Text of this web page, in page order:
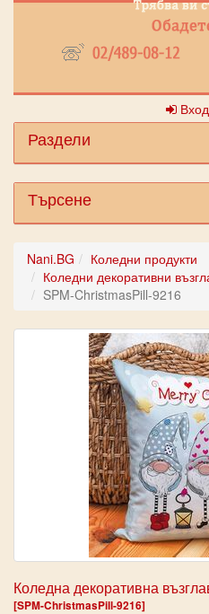
Вход
Раздели
Търсене
Nani.BG
Коледни продукти
Коледни декоративни
SPM-ChristmasPill-9216
Коледна декоративна
[SPM-ChristmasPill-9216]